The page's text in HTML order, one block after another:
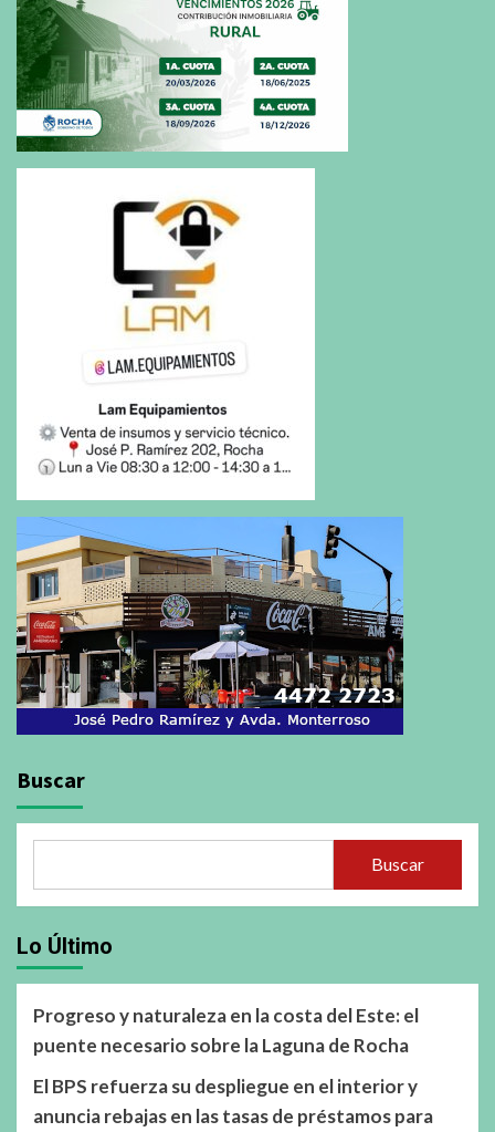
Buscar
Buscar
Lo Último
Progreso y naturaleza en la costa del Este: el
puente necesario sobre la Laguna de Rocha
El BPS refuerza su despliegue en el interior y
anuncia rebajas en las tasas de préstamos para